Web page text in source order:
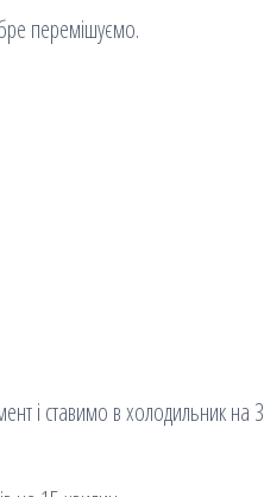
перемішуємо.
і ставимо в холодильник на 3